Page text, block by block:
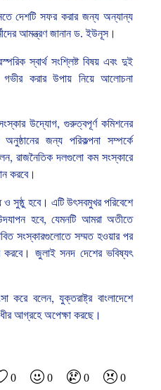
দেশটি সফর করার জন্য অন্যান্য
আমন্ত্রণ জানান ড.ইউনূস।
স্বার্থ সংশ্লিষ্ট বিষয় এবং দুই
গভীর করার উপায় নিয়ে আলোচনা
উদ্যোগ,গুরুত্বপূর্ণ কমিশনের
অনুষ্ঠানের জন্য পরিকল্পনা সম্পর্কে
, রাজনৈতিক দলগুলো কম সংস্কারে
করবে।
ও সুষ্ঠু হবে। এটি উৎসবমুখর পরিবেশে
হবে,যেমনটি আমরা অতীতে
সংস্কারগুলোতে সম্মত হওয়ার পর
করবে। জুলাই সনদ দেশের ভবিষ্যৎ
করে বলেন,যুক্তরাষ্ট্র বাংলাদেশে
আগ্রহে অপেক্ষা করছে।
0 0 0 0